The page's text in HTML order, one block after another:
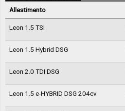
Allestimento
Leon 1.5 TSI
Leon 1.5 Hybrid DSG
Leon 2.0 TDI DSG
Leon 1.5 e-HYBRID DSG 204cv